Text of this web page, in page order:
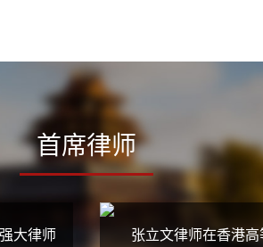
首席律师
大律师 张立文律师在香港高